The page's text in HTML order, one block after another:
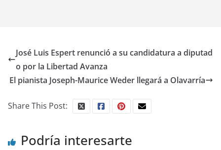
José Luis Espert renunció a su candidatura a diputad
o por la Libertad Avanza
El pianista Joseph-Maurice Weder llegará a Olavarría
Share This Post:
Podría interesarte